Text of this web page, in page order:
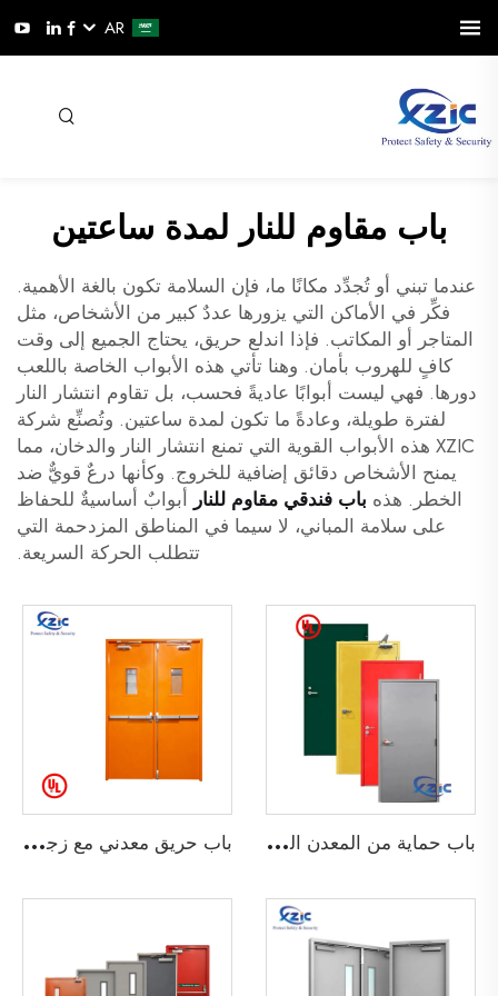
AR
باب مقاوم للنار لمدة ساعتين
عندما تبني أو تُجدِّد مكانًا ما، فإن السلامة تكون بالغة الأهمية.
فكِّر في الأماكن التي يزورها عددٌ كبير من الأشخاص، مثل
المتاجر أو المكاتب. فإذا اندلع حريق، يحتاج الجميع إلى وقت
كافٍ للهروب بأمان. وهنا تأتي هذه الأبواب الخاصة باللعب
دورها. فهي ليست أبوابًا عاديةً فحسب، بل تقاوم انتشار النار
لفترة طويلة، وعادةً ما تكون لمدة ساعتين. وتُصنِّع شركة
XZIC هذه الأبواب القوية التي تمنع انتشار النار والدخان، مما
يمنح الأشخاص دقائق إضافية للخروج. وكأنها درعٌ قويٌّ ضد
الخطر. هذه باب فندقي مقاوم للنار أبوابٌ أساسيةٌ للحفاظ
على سلامة المباني، لا سيما في المناطق المزدحمة التي
تتطلب الحركة السريعة.
ب
اب حماية من المعدن المستوي ب
اب حريق معدني مع زجاج خفيف